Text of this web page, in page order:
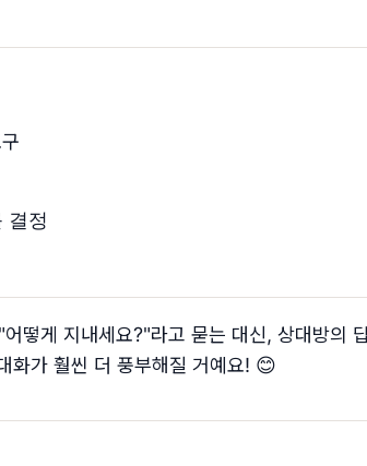
결정
떻게 지내세요?"라고 묻는 대신, 상대방의
화가 훨씬 더 풍부해질 거예요! 😊